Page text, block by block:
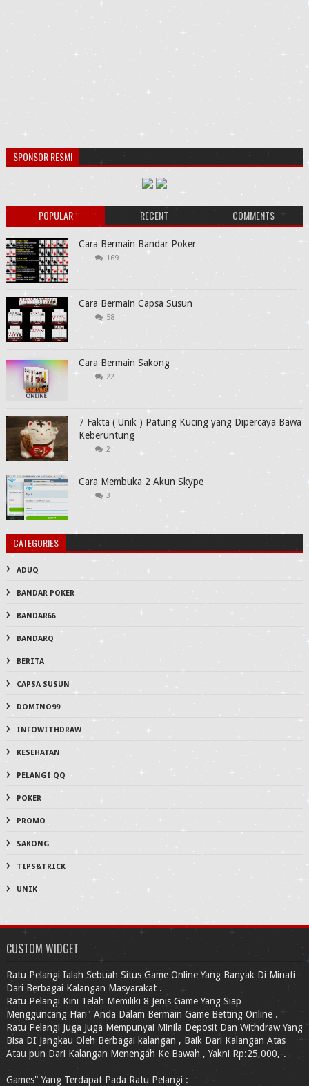
SPONSOR RESMI
POPULAR RECENT COMMENTS
Cara Bermain Bandar Poker
169
Cara Bermain Capsa Susun
58
Cara Bermain Sakong
22
7 Fakta ( Unik ) Patung Kucing yang Dipercaya Bawa
Keberuntung
2
Cara Membuka 2 Akun Skype
3
CATEGORIES
ADUQ
BANDAR POKER
BANDAR66
BANDARQ
BERITA
CAPSA SUSUN
DOMINO99
INFOWITHDRAW
KESEHATAN
PELANGI QQ
POKER
PROMO
SAKONG
TIPS&TRICK
UNIK
CUSTOM WIDGET
Ratu Pelangi Ialah Sebuah Situs Game Online Yang Banyak Di Minati
Dari Berbagai Kalangan Masyarakat .
Ratu Pelangi Kini Telah Memiliki 8 Jenis Game Yang Siap
Mengguncang Hari" Anda Dalam Bermain Game Betting Online .
Ratu Pelangi Juga Juga Mempunyai Minila Deposit Dan Withdraw Yang
Bisa DI Jangkau Oleh Berbagai kalangan , Baik Dari Kalangan Atas
Atau pun Dari Kalangan Menengah Ke Bawah , Yakni Rp:25,000,-.
Games" Yang Terdapat Pada Ratu Pelangi :